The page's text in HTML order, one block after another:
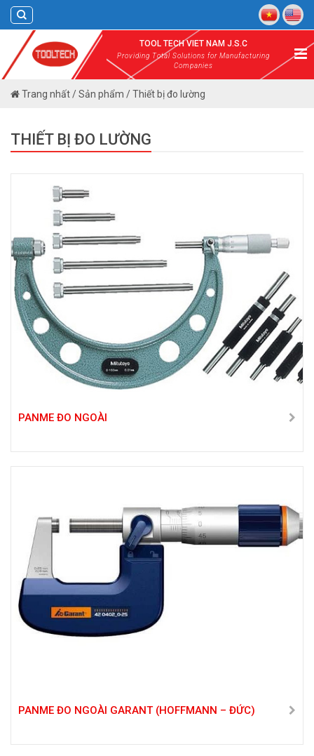
Skip
to
content
TOOL TECH VIET NAM J.S.C
Providing Total Solutions for Manufacturing
Companies
Trang nhất/Sản phẩm /Thiết bị đo lường
THIẾT BỊ ĐO LƯỜNG
PANME ĐO NGOÀI
PANME ĐO NGOÀI GARANT (HOFFMANN – ĐỨC)